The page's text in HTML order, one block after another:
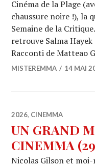
Cinéma de la Plage
chaussure noire !), la
Semaine de la
retrouve Salma
Racconti de Matteao
MISTEREMMA 14 MAI
2026, CINEMMA
UN GRAND
CINEMMA
Nicolas Gilson et